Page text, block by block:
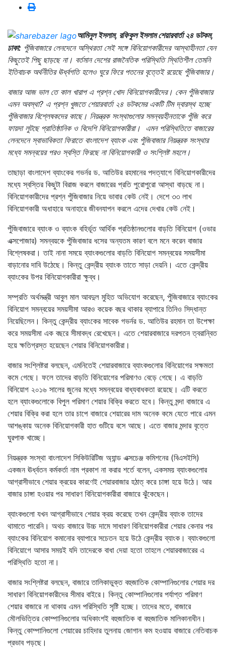
আমিনুল ইসলাম, রফিকুল ইসলাম শেয়ারবার্তা ২৪ ডটকম,
ঢাকা: পুঁজিবাজারে লেনদেনে অস্থিরতা সেই সঙ্গে বিনিয়োগকারীদের আস্থাহীনতা যেন
কিছুতেই পিছু ছাড়ছে না। বর্তমান দেশের রাজনৈতিক পরিস্থিতি স্থিতিশীল তেমনি
ইতিবাচক অর্থনীতির ঊর্ধ্বগতি হলেও ঘুরে ফিরে পতনের বৃত্তেই রয়েছে পুঁজিবাজার।
বাজার আজ ভাল তে কাল খারাপ এ প্রশ্ন খোদ বিনিয়োগকারীদের। কেন পুঁজিবাজার
এমন অবস্থা? এ প্রশ্ন খুজতে শেয়ারবার্তা ২৪ ডটকমের একটি টিম দ্বারস্থ হচ্ছে
পুঁজিবাজার বিশ্লেষকদের কাছে। নিয়ন্ত্রক সংস্থাগুলোর সমন্বয়হীনতাকে পুঁজি করে
ফায়দা লুটছে প্রাতিষ্ঠানিক ও বিদেশি বিনিয়োগকারীরা। এমন পরিস্থিতিতে বাজারের
লেনদেনে স্বাভাবিকতা ফিরাতে বাংলাদেশ ব্যাংক এবং পুঁজিবাজার নিয়ন্ত্রক সংস্থার
মধ্যে সমন্বয়ের পরও স্বস্তি ফিরছে না বিনিয়োগকারী ও সংশ্লিষ্ট মহলে।
তাছাড়া বাংলাদেশ ব্যাংকের গভর্নর ড. আতিউর রহমানের পদত্যাগে বিনিয়োগকারীদের
মধ্যে স্বস্তির কিছুটা বিরাজ করলে বাজারের প্রতি পুরোপুরো আস্থা বাড়ছে না।
বিনিয়োগকারীদের প্রশ্ন পুঁজিবাজার নিয়ে ভাবার কেউ নেই। দেশে ৩৩ লাখ
বিনিয়োগকারী অধাহারে অনাহারে জীবনযাপন করলে এদের দেখার কেউ নেই।
পুঁজিবাজারে ব্যাংক ও ব্যাংক বহির্ভূত আর্থিক প্রতিষ্ঠানগুলোর বাড়তি বিনিয়োগ (ওভার
এক্সপোজার) সমন্বয়কে পুঁজিবাজার ধসের অন্যতম কারণ বলে মনে করেন বাজার
বিশ্লেষকরা। তাই নানা সময়ে ব্যাংকগুলোর বাড়তি বিনিয়োগ সমন্বয়ের সময়সীমা
বাড়ানোর দাবি উঠেছে। কিন্তু কেন্দ্রীয় ব্যাংক তাতে সাড়া দেয়নি। এতে কেন্দ্রীয়
ব্যাংকের উপর বিনিয়োগকারীরা ক্ষুব্ধ।
সম্প্রতি অর্থমন্ত্রী আবুল মাল আবদুল মুহিত অভিযোগ করেছেন, পুঁজিবাজারে ব্যাংকের
বিনিয়োগ সমন্বয়ের সময়সীমা আরও কয়েক বছর থাকার ব্যাপারে তিনিও সিদ্ধান্ত
নিয়েছিলেন। কিন্তু কেন্দ্রীয় ব্যাংকের সাবেক গভর্নর ড. আতিউর রহমান তা উপেক্ষা
করে সময়সীমা এক বছরে সীমাবদ্ধ রেখেছেন। এতে শেয়ারবাজারে দরপতন ত্বরান্বিত
হয়ে ক্ষতিগ্রস্ত হয়েছেন শেয়ার বিনিয়োগকারীরা।
বাজার সংশ্লিষ্টরা বলছেন, এমনিতেই শেয়ারবাজারে ব্যাংকগুলোর বিনিয়োগের সক্ষমতা
কমে গেছে। ফলে তাদের বাড়তি বিনিয়োগের পরিমাণও বেড়ে গেছে। এ বাড়তি
বিনিয়োগ ২০১৬ সালের জুনের মধ্যে সমন্বয়ের বাধ্যবাধকতা রয়েছে। এটি করতে
হলে ব্যাংকগুলোকে বিপুল পরিমাণ শেয়ার বিক্রি করতে হবে। কিন্তু মন্দা বাজারে এ
শেয়ার বিক্রি করা হলে তার চাপে বাজারে শেয়ারের দাম অনেক কমে যেতে পারে এমন
আশঙ্কায় অনেক বিনিয়োগকারী হাত গুটিয়ে বসে আছে। এতে বাজার মন্দার বৃত্তে
ঘুরপাক খাচ্ছে।
নিয়ন্ত্রক সংস্থা বাংলাদেশ সিকিউরিটিজ অ্যান্ড এক্সচেঞ্জ কমিশনের (বিএসইসি)
একজন ঊর্ধ্বতন কর্মকর্তা নাম প্রকাশ না করার শর্তে বলেন, একসময় ব্যাংকগুলোর
আগ্রাসীভাবে শেয়ার ক্রয়ের কারণেই শেয়ারবাজার হঠাত্ করে চাঙ্গা হয়ে উঠে। আর
বাজার চাঙ্গা হওয়ার পর সাধারণ বিনিয়োগকারীরা বাজারে ঝুঁকেছেন।
ব্যাংকগুলো যখন আগ্রাসীভাবে শেয়ার ক্রয় করেছে তখন কেন্দ্রীয় ব্যাংক তাদের
থামাতে পারেনি। অথচ বাজারে উচ্চ দামে সাধারণ বিনিয়োগকারীরা শেয়ার কেনার পর
ব্যাংকের বিনিয়োগ কমানোর ব্যাপারে সচেতন হয়ে উঠে কেন্দ্রীয় ব্যাংক। ব্যাংকগুলো
বিনিয়োগে আসার সময়ই যদি তাদেরকে বাধা দেয়া হতো তাহলে শেয়ারবাজারের এ
পরিস্থিতি হতো না।
বাজার সংশ্লিষ্টরা বলছেন, বাজারে তালিকাভুক্ত বহুজাতিক কোম্পানিগুলোর শেয়ার দর
সাধারণ বিনিয়োগকারীদের সীমার বাইরে। কিন্তু কোম্পানিগুলোর পর্যাপ্ত পরিমাণ
শেয়ার বাজারে না থাকায় এমন পরিস্থিতি সৃষ্টি হচ্ছে। তাদের মতে, বাজারে
মৌলভিত্তির কোম্পানিগুলোর অধিকাংশই বহুজাতিক বা বহুজাতিক মালিকানাধীন।
কিন্তু কোম্পানিগুলো শেয়ারের চাহিদার তুলনায় জোগান কম হওয়ায় বাজারে নেতিবাচক
প্রভাব পড়ছে।